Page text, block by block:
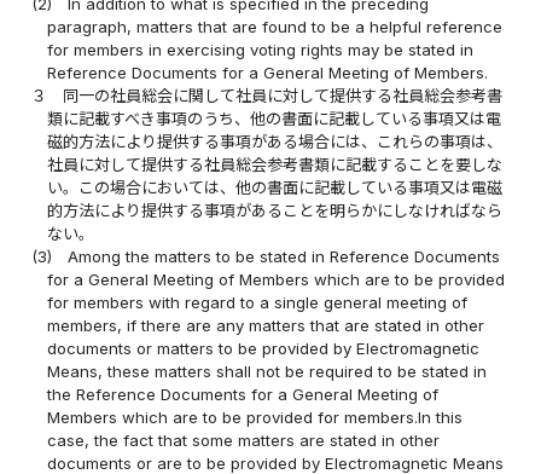
paragraph, matters that are found to be a helpful reference
for members in exercising voting rights may be stated in
Reference Documents for a General Meeting of Members.
３
同一の社員総会に関して社員に対して提供する社員総会参考書
類に記載すべき事項のうち、他の書面に記載している事項又は電
磁的方法により提供する事項がある場合には、これらの事項は、
社員に対して提供する社員総会参考書類に記載することを要しな
い。この場合においては、他の書面に記載している事項又は電磁
的方法により提供する事項があることを明らかにしなければなら
ない。
(3)
Among the matters to be stated in Reference Documents
for a General Meeting of Members which are to be provided
for members with regard to a single general meeting of
members, if there are any matters that are stated in other
documents or matters to be provided by Electromagnetic
Means, these matters shall not be required to be stated in
the Reference Documents for a General Meeting of
Members which are to be provided for members.In this
case, the fact that some matters are stated in other
documents or are to be provided by Electromagnetic Means